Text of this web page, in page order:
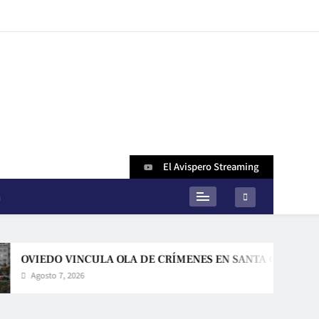
El Avispero Streaming
VINCULA OLA DE CRÍMENES EN SANTA CRUZ CON LA
7, 2026